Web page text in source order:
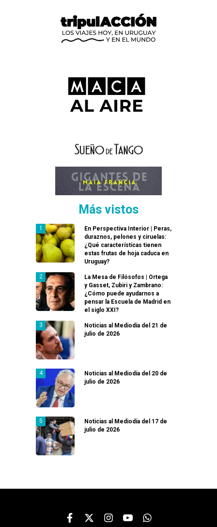
Más vistos
En Perspectiva Interior | Peras,
duraznos, pelones y ciruelas:
¿Qué características tienen
estas frutas de hoja caduca en
Uruguay?
La Mesa de Filósofos | Ortega
y Gasset, Zubiri y Zambrano:
¿Cómo puede ayudarnos a
pensar la Escuela de Madrid en
el siglo XXI?
Noticias al Mediodía del 21 de
julio de 2026
Noticias al Mediodía del 20 de
julio de 2026
Noticias al Mediodía del 17 de
julio de 2026